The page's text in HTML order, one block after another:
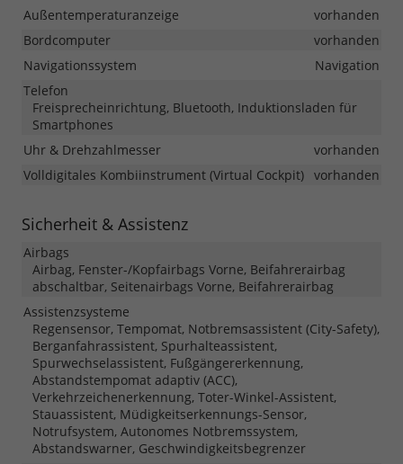
Außentemperaturanzeige
vorhanden
Bordcomputer
vorhanden
Navigationssystem
Navigation
Telefon
Freisprecheinrichtung, Bluetooth, Induktionsladen für
Smartphones
Uhr & Drehzahlmesser
vorhanden
Volldigitales Kombiinstrument (Virtual Cockpit) vorhanden
Sicherheit & Assistenz
Airbags
Airbag, Fenster-/Kopfairbags Vorne, Beifahrerairbag
abschaltbar, Seitenairbags Vorne, Beifahrerairbag
Assistenzsysteme
Regensensor, Tempomat, Notbremsassistent (City-Safety),
Berganfahrassistent, Spurhalteassistent,
Spurwechselassistent, Fußgängererkennung,
Abstandstempomat adaptiv (ACC),
Verkehrzeichenerkennung, Toter-Winkel-Assistent,
Stauassistent, Müdigkeitserkennungs-Sensor,
Notrufsystem, Autonomes Notbremssystem,
Abstandswarner, Geschwindigkeitsbegrenzer